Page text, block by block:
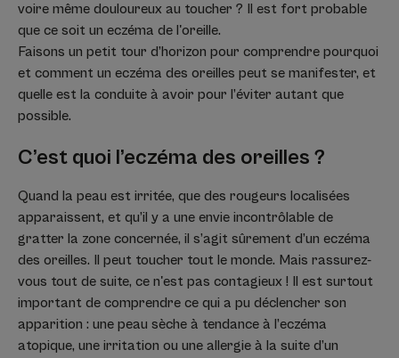
voire même douloureux au toucher ? Il est fort probable
que ce soit un eczéma de l'oreille.
Faisons un petit tour d’horizon pour comprendre pourquoi
et comment un eczéma des oreilles peut se manifester, et
quelle est la conduite à avoir pour l’éviter autant que
possible.
C’est quoi l’eczéma des oreilles ?
Quand la peau est irritée, que des rougeurs localisées
apparaissent, et qu’il y a une envie incontrôlable de
gratter la zone concernée, il s’agit sûrement d’un eczéma
des oreilles. Il peut toucher tout le monde. Mais rassurez-
vous tout de suite, ce n'est pas contagieux ! Il est surtout
important de comprendre ce qui a pu déclencher son
apparition : une peau sèche à tendance à l’eczéma
atopique, une irritation ou une allergie à la suite d’un